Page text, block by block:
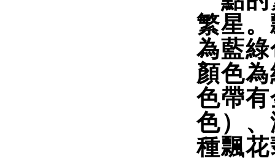
繁星
為藍
顏色
色帶
色）
種飄